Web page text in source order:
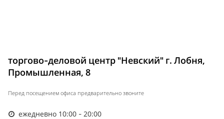
торгово-деловой центр "Невский" г. Лобня,
Промышленная, 8
Перед посещением офиса предварительно звоните
ежедневно 10:00 - 20:00